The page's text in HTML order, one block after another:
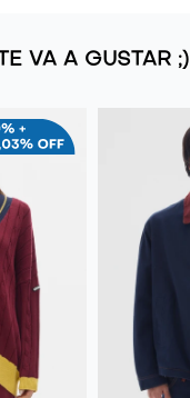
TE VA A GUSTAR ;)